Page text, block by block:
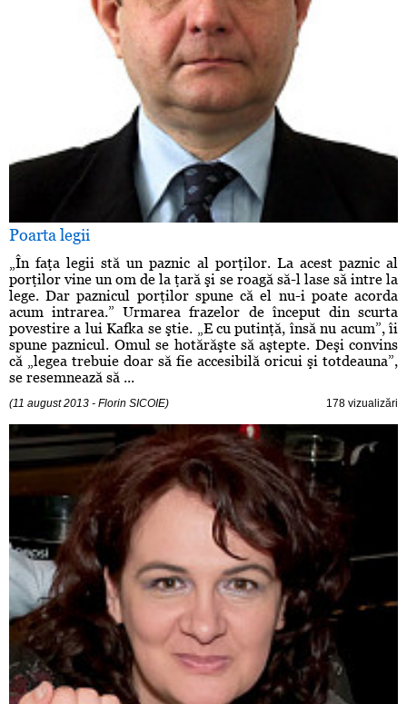
Poarta legii
„În faţa legii stă un paznic al porţilor. La acest paznic al
porţilor vine un om de la ţară şi se roagă să-l lase să intre la
lege. Dar paznicul porţilor spune că el nu-i poate acorda
acum intrarea.” Urmarea frazelor de început din scurta
povestire a lui Kafka se ştie. „E cu putinţă, însă nu acum”, îi
spune paznicul. Omul se hotărăşte să aştepte. Deşi convins
că „legea trebuie doar să fie accesibilă oricui şi totdeauna”,
se resemnează să ...
(11 august 2013 - Florin SICOIE) 178 vizualizări